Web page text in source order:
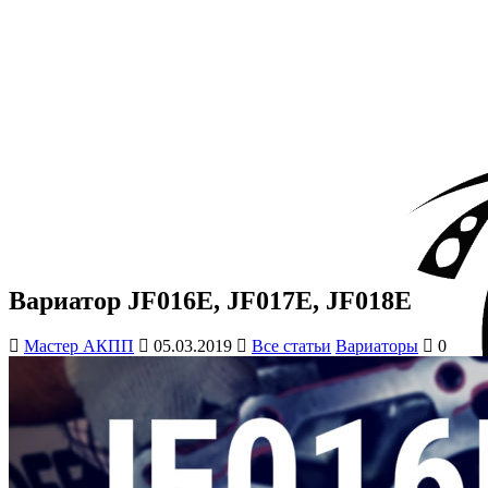
Вариатор JF016E, JF017E, JF018E
Мастер АКПП 05.03.2019 Все статьи Вариаторы 0